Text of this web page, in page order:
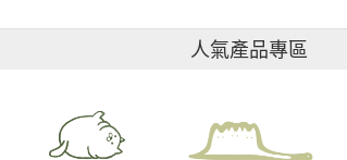
人氣產品專區